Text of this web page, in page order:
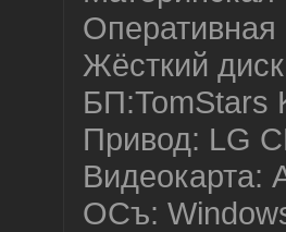
Жёсткий
БП:TomStars
Привод: LG
Видеокарта:
ОСъ: